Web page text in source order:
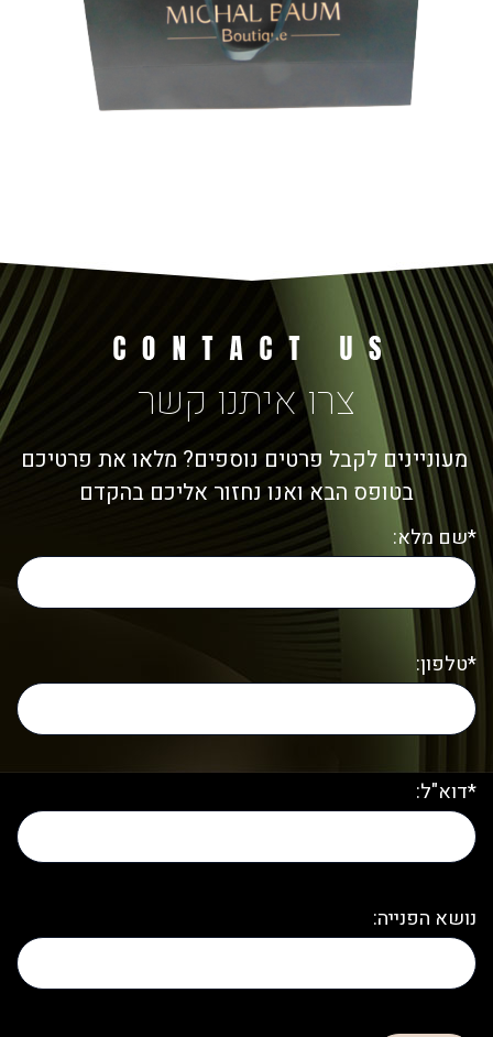
צרו איתנו קשר
מעוניינים לקבל פרטים נוספים? מלאו את פרטיכם
בטופס הבא ואנו נחזור אליכם בהקדם
*שם מלא:
*טלפון:
*דוא"ל:
נושא הפנייה: